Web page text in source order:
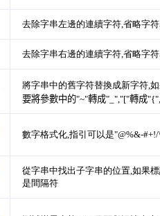
去除字串左邊的連續字符,省略字
去除字串右邊的連續字符,省略字
將字串中的舊字符替換成新字符,
要將參數中的"~"轉成"_","["轉成"{",
數字格式化,指引可以是"@%&-
從字串中找出子字串的位置,如果
是間隔符